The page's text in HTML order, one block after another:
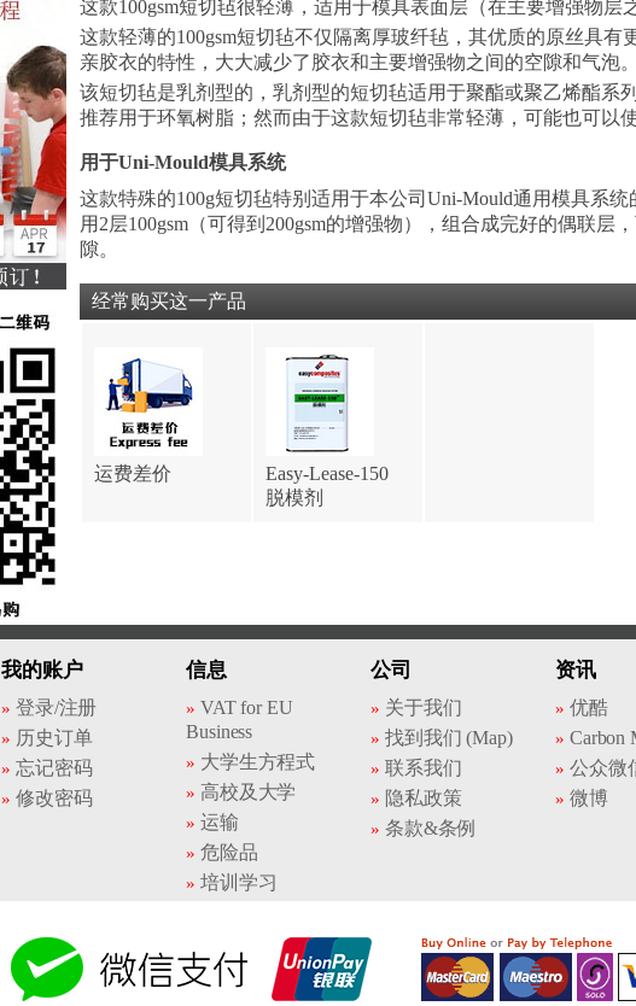
这款100gsm短切毡很轻薄，适用于模具表面层（在主要增强物层
这款轻薄的100gsm短切毡不仅隔离厚玻纤毡，其优质的原丝具有
亲胶衣的特性，大大减少了胶衣和主要增强物之间的空隙和气泡。
该短切毡是乳剂型的，乳剂型的短切毡适用于聚酯或聚乙烯酯系
推荐用于环氧树脂；然而由于这款短切毡非常轻薄，可能也可以
用于Uni-Mould模具系统
这款特殊的100g短切毡特别适用于本公司Uni-Mould通用模具系统
用2层100gsm（可得到200gsm的增强物），组合成完好的偶联层
隙。
经常购买这一产品
运费差价
Easy-Lease-150
脱模剂
我的账户
登录/注册
历史订单
忘记密码
修改密码
信息
VAT for EU
Business
大学生方程式
高校及大学
运输
危险品
培训学习
公司
关于我们
找到我们 (Map)
联系我们
隐私政策
条款&条例
资讯
优酷
Carbon
公众微
微博